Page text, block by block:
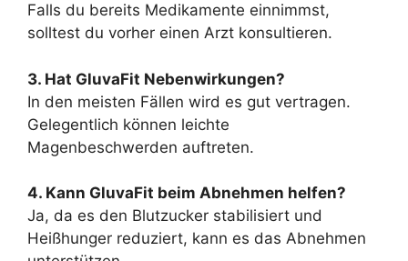
Falls du bereits Medikamente einnimmst,
solltest du vorher einen Arzt konsultieren.
3. Hat GluvaFit Nebenwirkungen?
In den meisten Fällen wird es gut vertragen.
Gelegentlich können leichte
Magenbeschwerden auftreten.
4. Kann GluvaFit beim Abnehmen helfen?
Ja, da es den Blutzucker stabilisiert und
Heißhunger reduziert, kann es das Abnehmen